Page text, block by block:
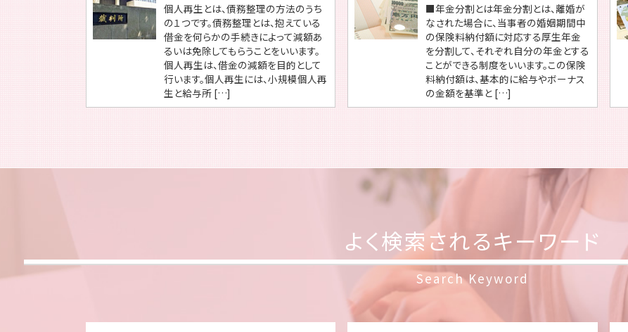
個人再生とは、債務整理の方法のうち
の１つです。債務整理とは、抱えている
借金を何らかの手続きによって減額あ
るいは免除してもらうことをいいます。
個人再生は、借金の減額を目的として
行います。個人再生には、小規模個人再
生と給与所 […]
■年金分割とは年金分割とは、離婚が
なされた場合に、当事者の婚姻期間中
の保険料納付額に対応する厚生年金
を分割して、それぞれ自分の年金とする
ことができる制度をいいます。この保険
料納付額は、基本的に給与やボーナス
の金額を基準と […]
よく検索されるキーワード
Search Keyword